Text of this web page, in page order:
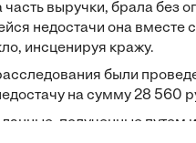
выручки, брала без
недостачи она вместе
инсценируя кражу.
были
на сумму 28 560
полученные путем